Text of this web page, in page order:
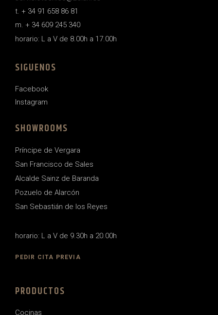
t. + 34 91 658 86 81
m. + 34 609 245 340
horario: L a V de 8.00h a 17.00h
SIGUENOS
Facebook
Instagram
SHOWROOMS
Príncipe de Vergara
San Francisco de Sales
Alcalde Sainz de Baranda
Pozuelo de Alarcón
San Sebastián de los Reyes
horario: L a V de 9.30h a 20.00h
PEDIR CITA PREVIA
PRODUCTOS
Cocinas